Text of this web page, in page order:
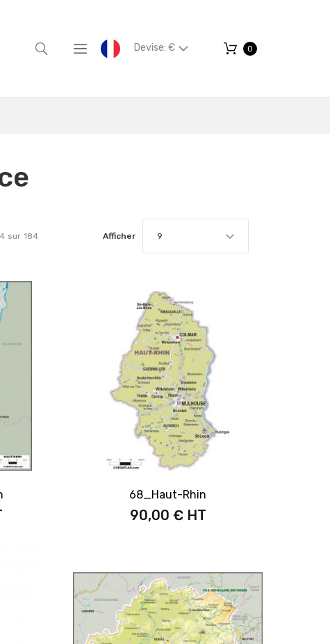
Devise: € 0
sur 184 Afficher 9
68_Haut-Rhin
90,00 €